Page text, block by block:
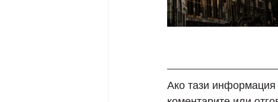
Ако тази информация